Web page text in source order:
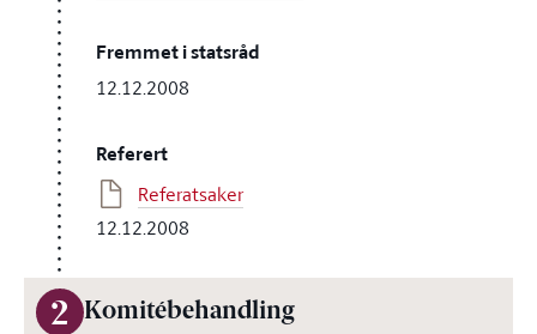
Fremmet i statsråd
12.12.2008
Referert
Referatsaker
12.12.2008
2 Komitébehandling